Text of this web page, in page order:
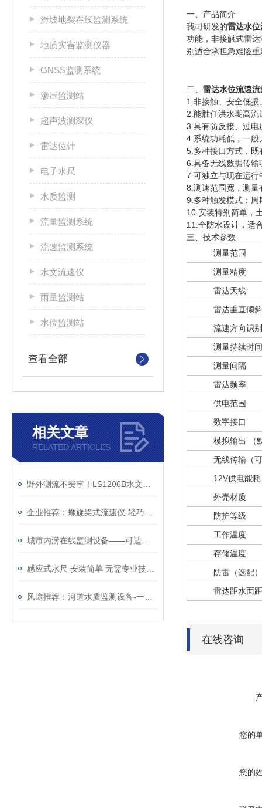
滑坡地裂在线监测系统
地质灾害监测仪器
GNSS监测系统
渗压监测站
超声波测深仪
雷达位计
电子水尺
水质监测
流量监测系统
流速监测系统
水文流速仪
雨量监测站
水位监测站
查看全部
相关文章
RELATED ARTICLES
一、产品简介
我司研发的雷达水
功能，非接触式雷
别适合承担急难险
二、 雷达水位流速
1.非接触、安全低
2.能胜任洪水期高流
3.具有防反接、过电
4.系统功耗低，一
5.多种接口方式，
6.具备无线数据传输
7.可独立与现在运
8.测速范围宽，测
9.多种触发模式：
10.安装特别简单，
11.全防水设计，适
三、技术参数
测量范围
测量精度
雷达天线
雷达垂直倾
流速方向识别
测量持续时间
测量间隔
雷达频率
供电范围
数字接口
模拟输出 （
无线传输（
12V供电能耗
外壳材质
防护等级
工作温度
存储温度
防雷（选配）
雷达距水面
在线咨询
您的
您的